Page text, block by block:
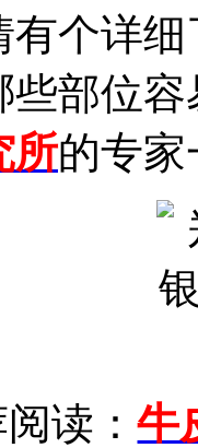
有个详
部位
所的专
读：牛